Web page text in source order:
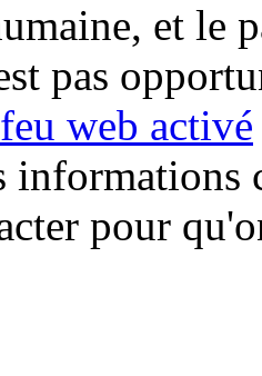
et le
pas
web activé
informations
pour